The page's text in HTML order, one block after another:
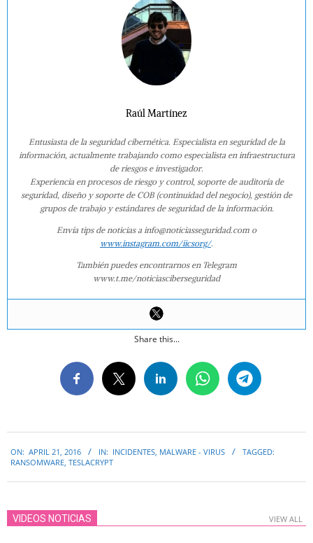
Raúl Martínez
Entusiasta de la seguridad cibernética. Especialista en seguridad de la
información, actualmente trabajando como especialista en infraestructura
de riesgos e investigador.
Experiencia en procesos de riesgo y control, soporte de auditoría de
seguridad, diseño y soporte de COB (continuidad del negocio), gestión de
grupos de trabajo y estándares de seguridad de la información.
Envía tips de noticias a info@noticiasseguridad.com o
www.instagram.com/iicsorg/.
También puedes encontrarnos en Telegram
www.t.me/noticiasciberseguridad
Share this...
04-
ON: APRIL 21, 2016 IN: INCIDENTES, MALWARE - VIRUS
TAGGED:
RANSOMWARE, TESLACRYPT
VIDEOS NOTICIAS VIEW ALL